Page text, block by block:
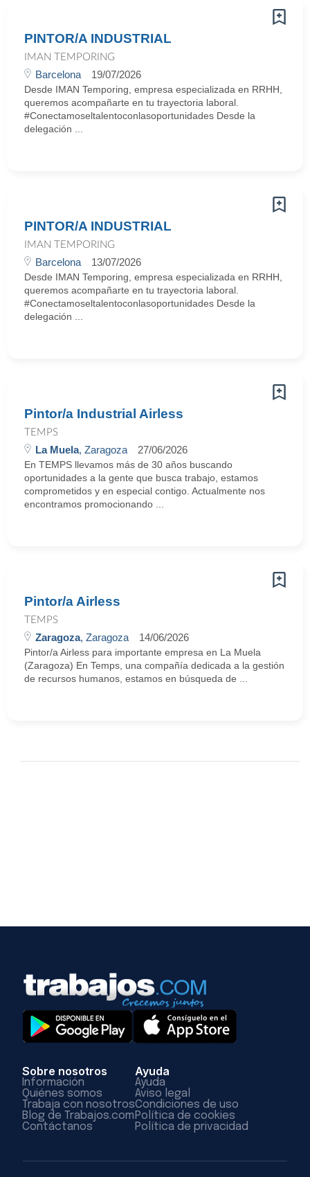
PINTOR/A INDUSTRIAL
IMAN TEMPORING
Barcelona 19/07/2026
Desde IMAN Temporing, empresa especializada en RRHH,
queremos acompañarte en tu trayectoria laboral.
#Conectamoseltalentoconlasoportunidades Desde la
delegación ...
PINTOR/A INDUSTRIAL
IMAN TEMPORING
Barcelona 13/07/2026
Desde IMAN Temporing, empresa especializada en RRHH,
queremos acompañarte en tu trayectoria laboral.
#Conectamoseltalentoconlasoportunidades Desde la
delegación ...
Pintor/a Industrial Airless
TEMPS
La Muela, Zaragoza 27/06/2026
En TEMPS llevamos más de 30 años buscando
oportunidades a la gente que busca trabajo, estamos
comprometidos y en especial contigo. Actualmente nos
encontramos promocionando ...
Pintor/a Airless
TEMPS
Zaragoza, Zaragoza 14/06/2026
Pintor/a Airless para importante empresa en La Muela
(Zaragoza) En Temps, una compañía dedicada a la gestión
de recursos humanos, estamos en búsqueda de ...
Sobre nosotros
Información
Quiénes somos
Trabaja con nosotros
Blog de Trabajos.com
Contáctanos
Ayuda
Ayuda
Aviso legal
Condiciones de uso
Política de cookies
Política de privacidad